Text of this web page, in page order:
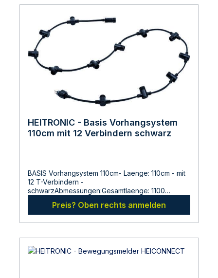
und Sicherheitsinformationen:Lesen sie vor der
Inbetriebnahme die Bedienungsanleitung und die
Hinweise auf der Verpackung sorgfältig durch und
bewahren diese auf. Nehmen sie keine
beschädigten Produkte in Betrieb.
HEITRONIC - Basis Vorhangsystem
110cm mit 12 Verbindern schwarz
BASIS Vorhangsystem 110cm- Laenge: 110cm - mit
12 T-Verbindern -
schwarzAbmessungen:Gesamtlaenge: 1100
FalkenseeDeutschlandinfo@ldbs.deWarnhinweise
und Sicherheitsinformationen:Lesen sie vor der
bewahren diese auf. Nehmen sie keine
Preis? Oben rechts anmelden